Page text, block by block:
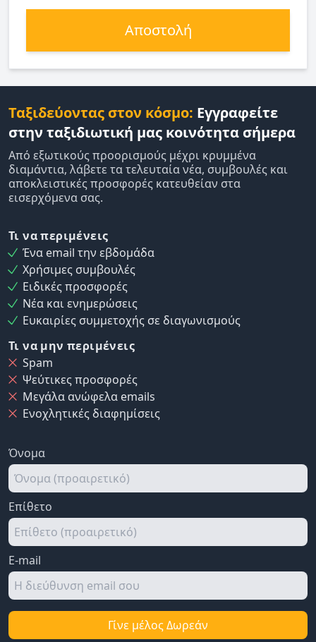
Αποστολή
Ταξιδεύοντας στον κόσμο: Εγγραφείτε
στην ταξιδιωτική μας κοινότητα σήμερα
Από εξωτικούς προορισμούς μέχρι κρυμμένα
διαμάντια, λάβετε τα τελευταία νέα, συμβουλές και
αποκλειστικές προσφορές κατευθείαν στα
εισερχόμενα σας.
Τι να περιμένεις
Ένα email την εβδομάδα
Χρήσιμες συμβουλές
Ειδικές προσφορές
Νέα και ενημερώσεις
Ευκαιρίες συμμετοχής σε διαγωνισμούς
Τι να μην περιμένεις
Spam
Ψεύτικες προσφορές
Μεγάλα ανώφελα emails
Ενοχλητικές διαφημίσεις
Όνομα
Επίθετο
E-mail
Γίνε μέλος Δωρεάν